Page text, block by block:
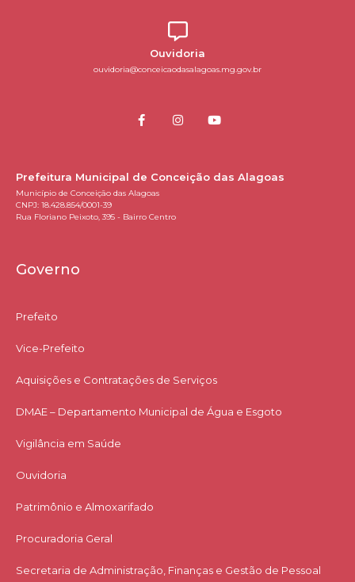
Ouvidoria
ouvidoria@conceicaodasalagoas.mg.gov.br
Prefeitura Municipal de Conceição das Alagoas
Município de Conceição das Alagoas
CNPJ: 18.428.854/0001-39
Rua Floriano Peixoto, 395 - Bairro Centro
Governo
Prefeito
Vice-Prefeito
Aquisições e Contratações de Serviços​
DMAE – Departamento Municipal de Água e Esgoto
Vigilância em Saúde
Ouvidoria
Patrimônio e Almoxarifado
Procuradoria Geral
Secretaria de Administração, Finanças e Gestão de Pessoal